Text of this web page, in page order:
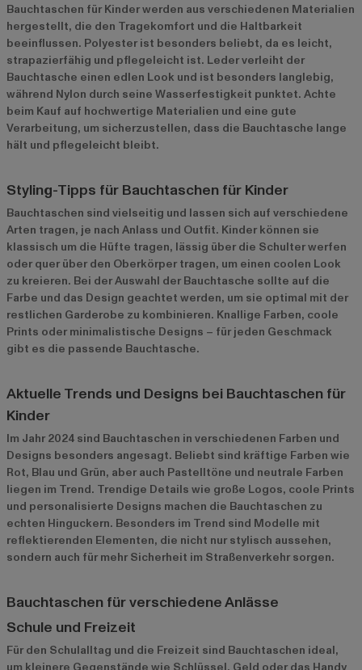
Bauchtaschen für Kinder werden aus verschiedenen Materialien
hergestellt, die den Tragekomfort und die Haltbarkeit
beeinflussen. Polyester ist besonders beliebt, da es leicht,
strapazierfähig und pflegeleicht ist. Leder verleiht der
Bauchtasche einen edlen Look und ist besonders langlebig,
während Nylon durch seine Wasserfestigkeit punktet. Achte
beim Kauf auf hochwertige Materialien und eine gute
Verarbeitung, um sicherzustellen, dass die Bauchtasche lange
hält und pflegeleicht bleibt.
Styling-Tipps für Bauchtaschen für Kinder
Bauchtaschen sind vielseitig und lassen sich auf verschiedene
Arten tragen, je nach Anlass und Outfit. Kinder können sie
klassisch um die Hüfte tragen, lässig über die Schulter werfen
oder quer über den Oberkörper tragen, um einen coolen Look
zu kreieren. Bei der Auswahl der Bauchtasche sollte auf die
Farbe und das Design geachtet werden, um sie optimal mit der
restlichen Garderobe zu kombinieren. Knallige Farben, coole
Prints oder minimalistische Designs – für jeden Geschmack
gibt es die passende Bauchtasche.
Aktuelle Trends und Designs bei Bauchtaschen für
Kinder
Im Jahr 2024 sind Bauchtaschen in verschiedenen Farben und
Designs besonders angesagt. Beliebt sind kräftige Farben wie
Rot, Blau und Grün, aber auch Pastelltöne und neutrale Farben
liegen im Trend. Trendige Details wie große Logos, coole Prints
und personalisierte Designs machen die Bauchtaschen zu
echten Hinguckern. Besonders im Trend sind Modelle mit
reflektierenden Elementen, die nicht nur stylisch aussehen,
sondern auch für mehr Sicherheit im Straßenverkehr sorgen.
Bauchtaschen für verschiedene Anlässe
Schule und Freizeit
Für den Schulalltag und die Freizeit sind Bauchtaschen ideal,